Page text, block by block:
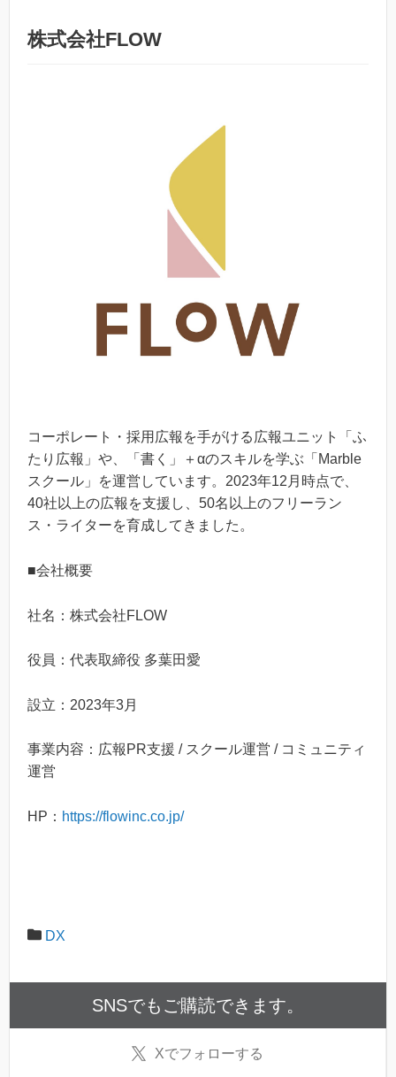
株式会社FLOW
コーポレート・採用広報を手がける広報ユニット「ふ
たり広報」や、「書く」＋αのスキルを学ぶ「Marble
スクール」を運営しています。2023年12月時点で、
40社以上の広報を支援し、50名以上のフリーラン
ス・ライターを育成してきました。
■会社概要
社名：株式会社FLOW
役員：代表取締役 多葉田愛
設立：2023年3月
事業内容：広報PR支援 / スクール運営 / コミュニティ
運営
HP： https://flowinc.co.jp/
DX
SNSでもご購読できます。
Xでフォローする